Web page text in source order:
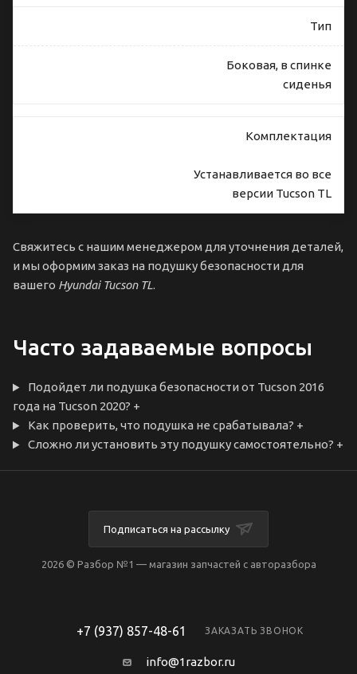
Тип
Боковая, в спинке
сиденья
Комплектация
Устанавливается во все
версии Tucson TL
Свяжитесь с нашим менеджером для уточнения деталей,
и мы оформим заказ на подушку безопасности для
вашего Hyundai Tucson TL.
Часто задаваемые вопросы
Подойдет ли подушка безопасности от Tucson 2016
года на Tucson 2020? +
Как проверить, что подушка не срабатывала? +
Сложно ли установить эту подушку самостоятельно? +
Подписаться на рассылку
2026 © Разбор №1 — магазин запчастей с авторазбора
+7 (937) 857-48-61 ЗАКАЗАТЬ ЗВОНОК
info@1razbor.ru